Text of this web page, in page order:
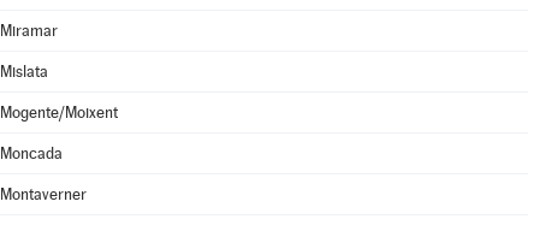
Miramar
Mislata
Mogente/Moixent
Moncada
Montaverner